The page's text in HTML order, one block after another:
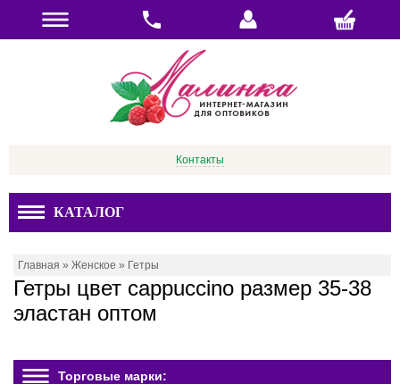
Контакты
КАТАЛОГ
Главная » Женское » Гетры
Гетры цвет cappucсino размер 35-38
эластан оптом
Торговые марки: